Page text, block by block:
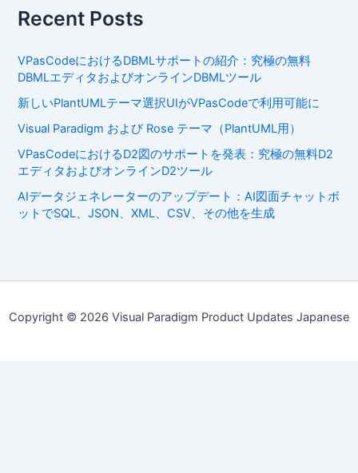
Recent Posts
VPasCodeにおけるDBMLサポートの紹介：究極の無料
DBMLエディタおよびオンラインDBMLツール
新しいPlantUMLテーマ選択UIがVPasCodeで利用可能に
Visual Paradigm および Rose テーマ（PlantUML用）
VPasCodeにおけるD2図のサポートを発表：究極の無料D2
エディタおよびオンラインD2ツール
AIデータジェネレーターのアップデート：AI図面チャットボ
ットでSQL、JSON、XML、CSV、その他を生成
Copyright © 2026 Visual Paradigm Product Updates Japanese